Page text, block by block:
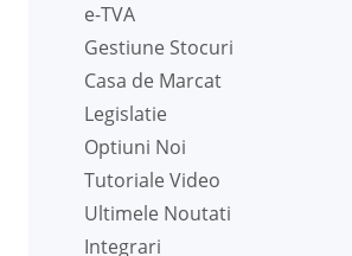
e-TVA
Gestiune Stocuri
Casa de Marcat
Legislatie
Optiuni Noi
Tutoriale Video
Ultimele Noutati
Integrari